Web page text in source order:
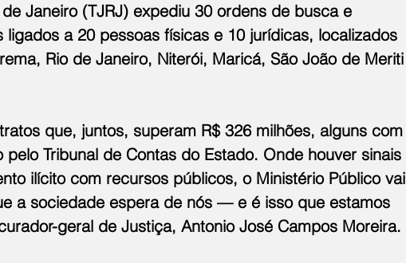
Janeiro (TJRJ) expediu 30 ordens de busca e
ligados a 20 pessoas físicas e 10 jurídicas, localizados
Rio de Janeiro, Niterói, Maricá, São João de Meriti
que, juntos, superam R$ 326 milhões, alguns com
Tribunal de Contas do Estado. Onde houver sinais
ilícito com recursos públicos, o Ministério Público vai
a sociedade espera de nós — e é isso que estamos
geral de Justiça, Antonio José Campos Moreira.